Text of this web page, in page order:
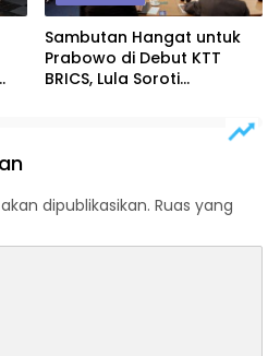
Sambutan Hangat untuk
Prabowo di Debut KTT
BRICS, Lula Soroti
dipublikasikan. Ruas yang